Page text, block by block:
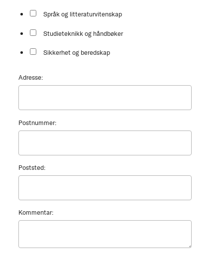
Språk og litteraturvitenskap
Studieteknikk og håndbøker
Sikkerhet og beredskap
Adresse:
Postnummer:
Poststed:
Kommentar: